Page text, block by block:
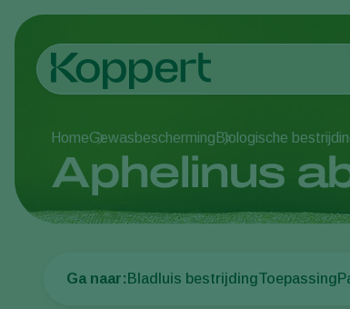
HomeGewasbescherming Biologische
Aphelinus
Ga naar: Bladluis bestrijdingToepassing